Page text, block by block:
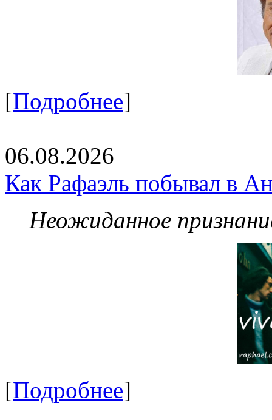
[Подробнее]
06.08.2026
Как Рафаэль побывал в
Неожиданное
[Подробнее]